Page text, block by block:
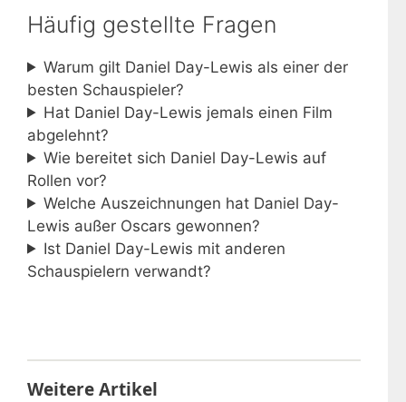
Häufig gestellte Fragen
Warum gilt Daniel Day-Lewis als einer der
besten Schauspieler?
Hat Daniel Day-Lewis jemals einen Film
abgelehnt?
Wie bereitet sich Daniel Day-Lewis auf
Rollen vor?
Welche Auszeichnungen hat Daniel Day-
Lewis außer Oscars gewonnen?
Ist Daniel Day-Lewis mit anderen
Schauspielern verwandt?
Weitere Artikel